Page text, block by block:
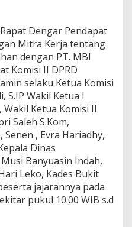
Rapat Dengar Pendapat
Mitra Kerja tentang
dengan PT. MBI
Komisi II DPRD
selaku Ketua Komisi
S.IP Wakil Ketua I
Wakil Ketua Komisi II
Saleh S.Kom,
, Evra Hariadhy,
Dinas
Banyuasin Indah,
Leko, Kades Bukit
jajarannya pada
pukul 10.00 WIB s.d